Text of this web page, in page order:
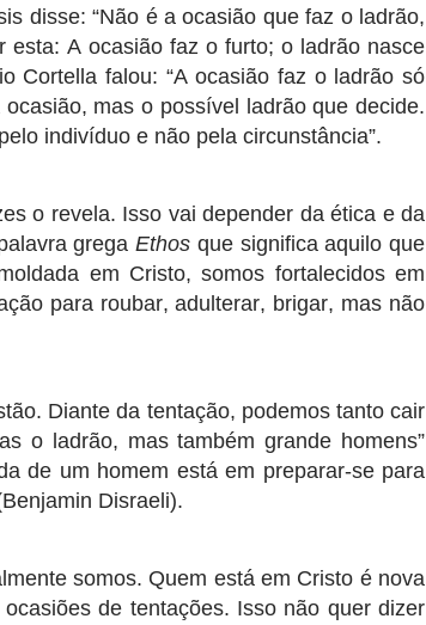
disse: “Não é a ocasião que faz o ladrão,
A ocasião faz o furto; o ladrão nasce
Cortella falou: “A ocasião faz o ladrão só
mas o possível ladrão que decide.
indivíduo e não pela circunstância”.
o revela. Isso vai depender da ética e da
gregaEthos que significa aquilo que
em Cristo, somos fortalecidos em
para roubar, adulterar, brigar, mas não
Diante da tentação, podemos tanto cair
o ladrão, mas também grande homens”
de um homem está em preparar-se para
Disraeli).
somos. Quem está em Cristo é nova
de tentações. Isso não quer dizer